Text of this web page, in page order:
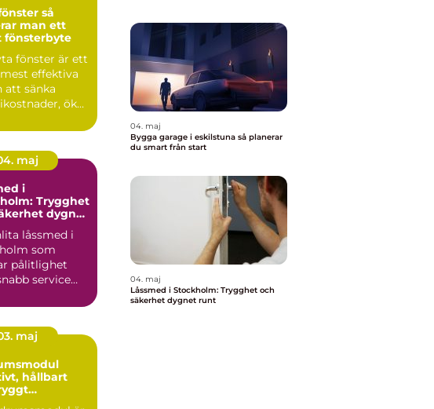
så
man ett
fönsterbyte
fönster är ett
effektiva
att sänka
öka
maj
i
Trygghet
dygnet
låssmed i
som
pålitlighet
service
maj
hållbart
04. maj
Bygga garage i eskilstuna så planerar
du smart från start
04. maj
Låssmed i Stockholm: Trygghet och
säkerhet dygnet runt